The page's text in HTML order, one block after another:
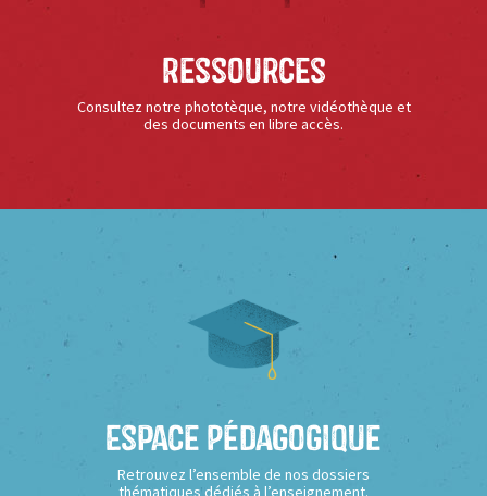
Ressources
Consultez notre phototèque, notre vidéothèque et
des documents en libre accès.
Espace Pédagogique
Retrouvez l’ensemble de nos dossiers
thématiques dédiés à l’enseignement.